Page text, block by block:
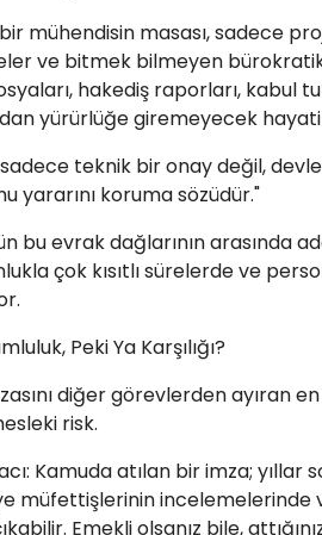
mühendisin masası, sadece
ve bitmek bilmeyen
hakediş raporları, kabul
yürürlüğe giremeyecek
teknik bir onay değil,
yararını koruma sözüdür."
bu evrak dağlarının arasında
çok kısıtlı sürelerde ve
Peki Ya Karşılığı?
diğer görevlerden ayıran
risk.
Kamuda atılan bir imza; yıllar
müfettişlerinin incelemelerinde
Emekli olsanız bile,